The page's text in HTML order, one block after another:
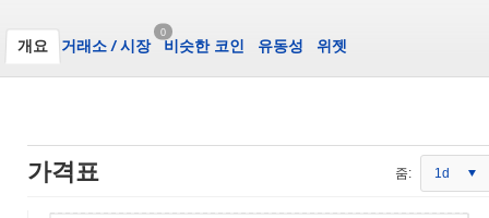
개요 거래소 /시장
0
비슷한 코인 유동성 위젯
가격표 줌: 1d